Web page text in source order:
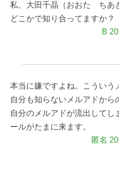
私、大田千晶（おおた ちあ
どこかで知り合ってますか？
B
本当に嫌ですよね。こういう
自分も知らないメルアドから
自分のメルアドが流出してし
ールがたまに来ます。
匿名